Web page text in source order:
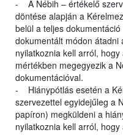
- A Nébih – értékelő
döntése alapján a
belül a teljes
dokumentált módon átadni
nyilatkoznia kell arról,
mértékben megegyezik a
dokumentációval.
- Hiánypótlás esetén a
szervezettel egyidejűleg a
papíron) megküldeni a
nyilatkoznia kell arról,